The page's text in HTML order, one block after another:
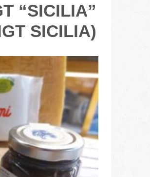
“SICILIA”
SICILIA)